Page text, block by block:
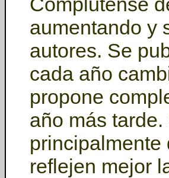
aumentando y
autores. Se
cada año
propone
año más
principalmente
reflejen mejor